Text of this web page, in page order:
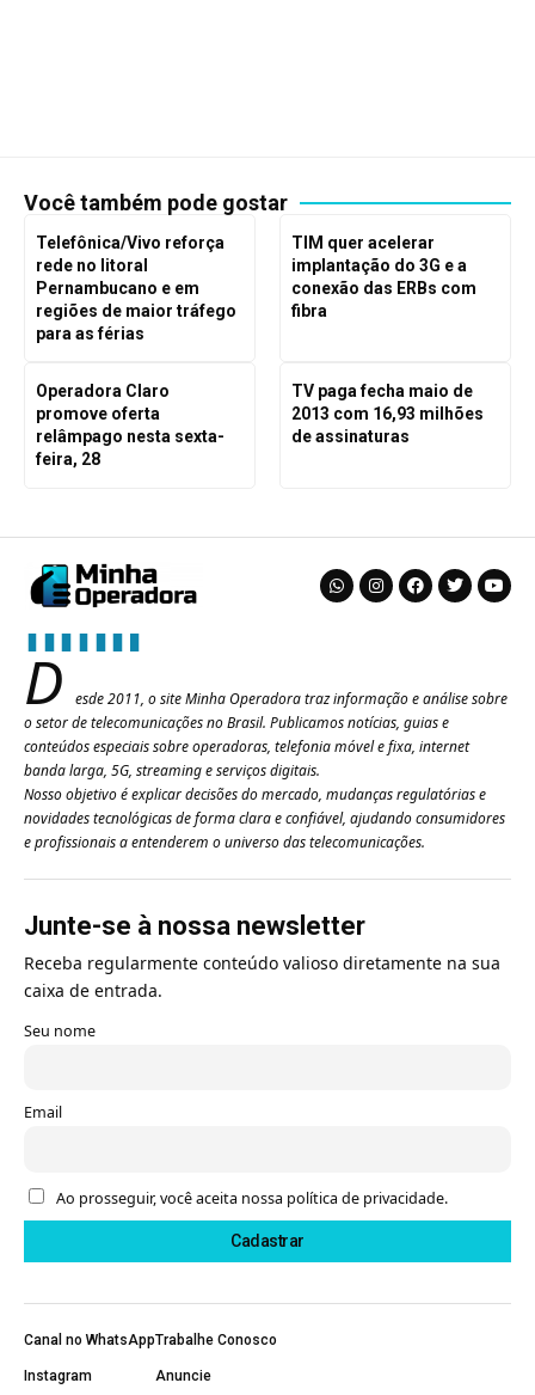
Você também pode gostar
Telefônica/Vivo reforça
rede no litoral
Pernambucano e em
regiões de maior tráfego
para as férias
TIM quer acelerar
implantação do 3G e a
conexão das ERBs com
fibra
Operadora Claro
promove oferta
relâmpago nesta sexta-
feira, 28
TV paga fecha maio de
2013 com 16,93 milhões
de assinaturas
D
esde 2011, o site Minha Operadora traz informação e análise sobre
o setor de telecomunicações no Brasil. Publicamos notícias, guias e
conteúdos especiais sobre operadoras, telefonia móvel e fixa, internet
banda larga, 5G, streaming e serviços digitais.
Nosso objetivo é explicar decisões do mercado, mudanças regulatórias e
novidades tecnológicas de forma clara e confiável, ajudando consumidores
e profissionais a entenderem o universo das telecomunicações.
Junte-se à nossa newsletter
Receba regularmente conteúdo valioso diretamente na sua
caixa de entrada.
Seu nome
Email
Ao prosseguir, você aceita nossa política de privacidade.
Canal no WhatsApp
Instagram
Trabalhe Conosco
Anuncie